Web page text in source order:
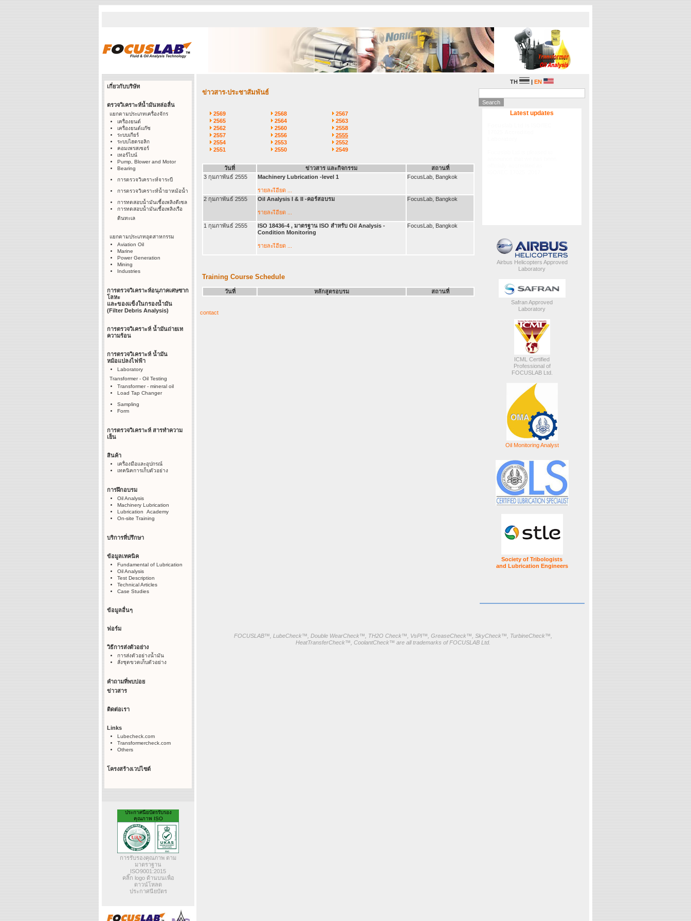
เกี่ยวกับบริษัท
ตรวจวิเคราะห์น้ำมันหล่อลื่น
แยกตามประเภทเครื่องจักร
เครื่องยนต์
เครื่องยนต์แก๊ซ
ระบบเกียร์
ระบบไฮดรอลิก
คอมเพรสเซอร์
เทอร์ไบน์
Pump, Blower and Motor
Bearing
การตรวจวิเคราะห์จาระบี
การตรวจวิเคราะห์น้ำยาหม้อน้ำ
การทดสอบน้ำมันเชื้อเพลิงดีเซล
การทดสอบน้ำมันเชื้อเพลิงเรือ
ดินทะเล
แยกตามประเภทอุตสาหกรรม
Aviation Oil
Marine
Power Generation
Mining
Industries
การตรวจวิเคราะห์อนุภาคเศษซาก
โลหะ
และของแข็งในกรองน้ำมัน
(Filter Debris Analysis)
การตรวจวิเคราะห์ น้ำมันถ่ายเท
ความร้อน
การตรวจวิเคราะห์ น้ำมัน
หม้อแปลงไฟฟ้า
Laboratory
Transformer - Oil Testing
Transformer - mineral oil
Load Tap Changer
Sampling
Form
การตรวจวิเคราะห์ สารทำความ
เย็น
สินค้า
เครื่องมือและอุปกรณ์
เทคนิคการเก็บตัวอย่าง
การฝึกอบรม
Oil Analysis
Machinery Lubrication
Lubrication Academy
On-site Training
บริการที่ปรึกษา
ข้อมูลเทคนิค
Fundamental of Lubrication
Oil Analysis
Test Description
Technical Articles
Case Studies
ข้อมูลอื่นๆ
ฟอร์ม
วิธีการส่งตัวอย่าง
การส่งตัวอย่างน้ำมัน
สั่งชุดขวดเก็บตัวอย่าง
คำถามที่พบบ่อย
ข่าวสาร
ติดต่อเรา
Links
Lubecheck.com
Transformercheck.com
Others
โครงสร้างเวปไซต์
ประกาศนียบัตรรับรอง
คุณภาพ ISO
การรับรองคุณภาพ ตาม
มาตราฐาน
ISO9001:2015
คลิ๊ก logo ด้านบนเพื่อ
ดาวน์โหลด
ประกาศนียบัตร
TH | EN
ข่าวสาร-ประชาสัมพันธ์
2569
2565
2562
2557
2554
2551
2568
2564
2560
2556
2553
2550
2567
2563
2558
2555
2552
2549
วันที่ ข่าวสาร และกิจกรรม
สถานที่
3 กุมภาพันธ์ 2555
Machinery Lubrication -level 1
รายละเีอียด ...
FocusLab, Bangkok
2 กุมภาพันธ์ 2555 Oil Analysis I & II -คอร์สอบรม
รายละเีอียด
FocusLab, Bangkok
1 กุมภาพันธ์ 2555
ISO 18436-4 , มาตรฐาน ISO สำหรับ Oil Analysis -
Condition Monitoring
รายละเีอียด
FocusLab, Bangkok
Training Course Schedule
วันที่ หลักสูตรอบรม สถานที่
contact
Latest updates
Airbus Helicopters Approved
Laboratory
Safran Approved
Laboratory
ICML Certified
Professional of
FOCUSLAB Ltd.
Oil Monitoring Analyst
Society of Tribologists
and Lubrication Engineers
FOCUSLAB™, LubeCheck™, Double WearCheck™, TH2O Check™, VsPI™, GreaseCheck™, SkyCheck™, TurbineCheck™,
HeatTransferCheck™, CoolantCheck™ are all trademarks of FOCUSLAB Ltd.